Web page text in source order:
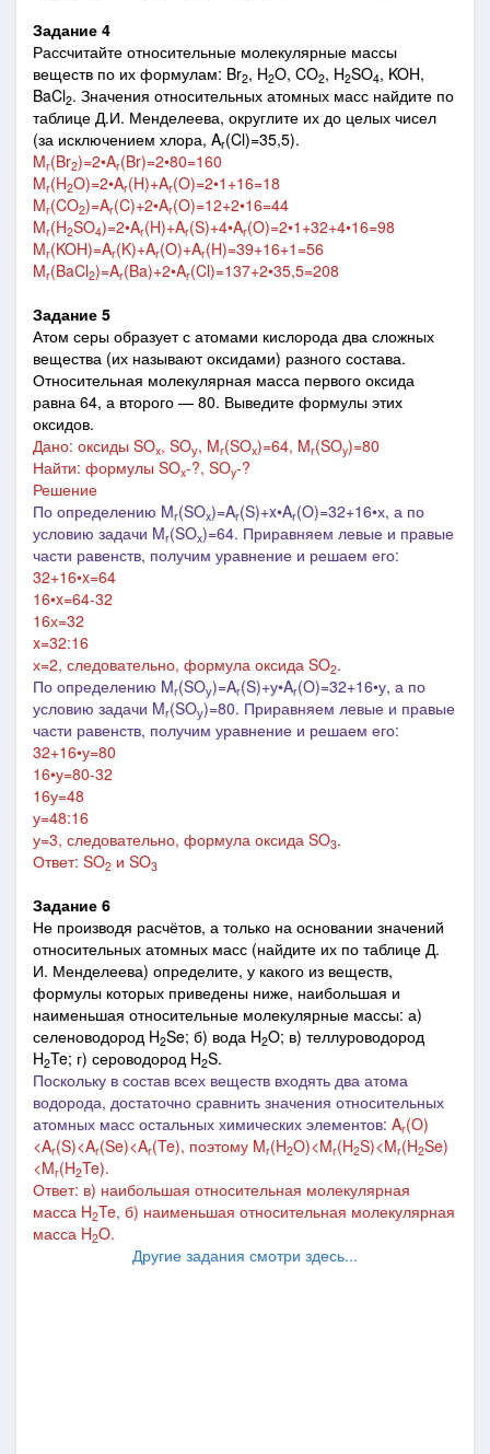
Задание 4
Рассчитайте относительные молекулярные массы
веществ по их формулам: Br2, H2O, CO2, H2SO4, KOH,
BaCl2. Значения относительных атомных масс найдите по
таблице Д.И. Менделеева, округлите их до целых чисел
(за исключением хлора, Ar(Cl)=35,5).
Mr(Br2)=2•Ar(Br)=2•80=160
Mr(H2O)=2•Ar(H)+Ar(O)=2•1+16=18
Mr(CO2)=Ar(C)+2•Ar(O)=12+2•16=44
Mr(H2SO4)=2•Ar(H)+Ar(S)+4•Ar(O)=2•1+32+4•16=98
Mr(KOH)=Ar(K)+Ar(O)+Ar(H)=39+16+1=56
Mr(BaCl2)=Ar(Ba)+2•Ar(Cl)=137+2•35,5=208
Задание 5
Атом серы образует с атомами кислорода два сложных
вещества (их называют оксидами) разного состава.
Относительная молекулярная масса первого оксида
равна 64, а второго — 80. Выведите формулы этих
оксидов.
Дано: оксиды SOx, SOу, Mr(SOx)=64, Mr(SOy)=80
Найти: формулы SOx-?, SOy-?
Решение
По определению Mr(SOx)=Ar(S)+x•Ar(O)=32+16•х, а по
условию задачи Mr(SOx)=64. Приравняем левые и правые
части равенств, получим уравнение и решаем его:
32+16•x=64
16•x=64-32
16х=32
x=32:16
х=2, следовательно, формула оксида SO2.
По определению Mr(SOу)=Ar(S)+у•Ar(O)=32+16•у, а по
условию задачи Mr(SOу)=80. Приравняем левые и правые
части равенств, получим уравнение и решаем его:
32+16•у=80
16•у=80-32
16у=48
у=48:16
у=3, следовательно, формула оксида SO3.
Ответ: SO2 и SO3
Задание 6
Не производя расчётов, а только на основании значений
относительных атомных масс (найдите их по таблице Д.
И. Менделеева) определите, у какого из веществ,
формулы которых приведены ниже, наибольшая и
наименьшая относительные молекулярные массы: а)
селеноводород H2Se; б) вода H2O; в) теллуроводород
H2Te; г) сероводород H2S.
Поскольку в состав всех веществ входять два атома
водорода, достаточно сравнить значения относительных
атомных масс остальных химических элементов: Ar(O)
<Ar(S)<Ar(Se)<Ar(Te), поэтому Mr(H2O)<Mr(H2S)<Mr(H2Se)
<Mr(H2Te).
Ответ: в) наибольшая относительная молекулярная
масса H2Te, б) наименьшая относительная молекулярная
масса H2O.
Другие задания смотри здесь...